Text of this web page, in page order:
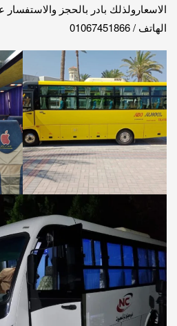
الاسعارولذلك بادر بالحجز
الهاتف / 01067451866